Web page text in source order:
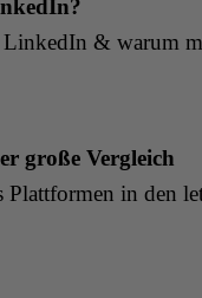
& warum
große Vergleich
Plattformen in den